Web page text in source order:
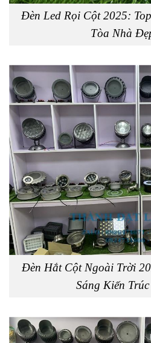
Đèn Led Rọi Cột 2025:
Tòa Nhà
Đèn Hắt Cột Ngoài Trời
Sáng Kiến